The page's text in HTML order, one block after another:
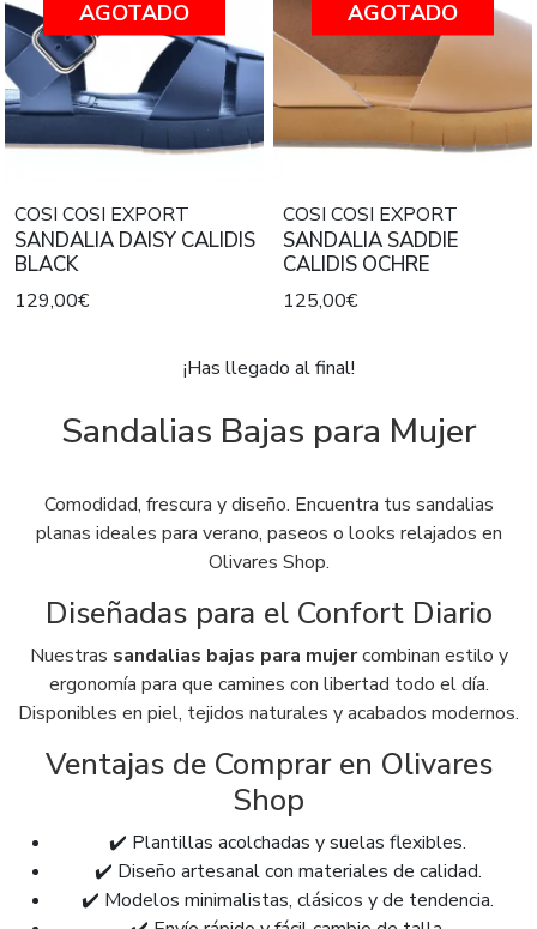
AGOTADO
COSI COSI EXPORT
SANDALIA DAISY CALIDIS
BLACK
129,00€
AGOTADO
COSI COSI EXPORT
SANDALIA SADDIE
CALIDIS OCHRE
125,00€
¡Has llegado al final!
Sandalias Bajas para Mujer
Comodidad, frescura y diseño. Encuentra tus sandalias
planas ideales para verano, paseos o looks relajados en
Olivares Shop.
Diseñadas para el Confort Diario
Nuestras sandalias bajas para mujercombinan estilo y
ergonomía para que camines con libertad todo el día.
Disponibles en piel, tejidos naturales y acabados modernos.
Ventajas de Comprar en Olivares
Shop
✔️ Plantillas acolchadas y suelas flexibles.
✔️ Diseño artesanal con materiales de calidad.
✔️ Modelos minimalistas, clásicos y de tendencia.